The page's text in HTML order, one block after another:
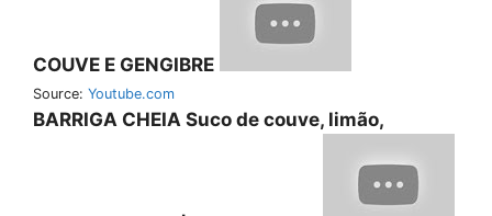
COUVE E GENGIBRE
Source: Youtube.com
BARRIGA CHEIA Suco de couve, limão,